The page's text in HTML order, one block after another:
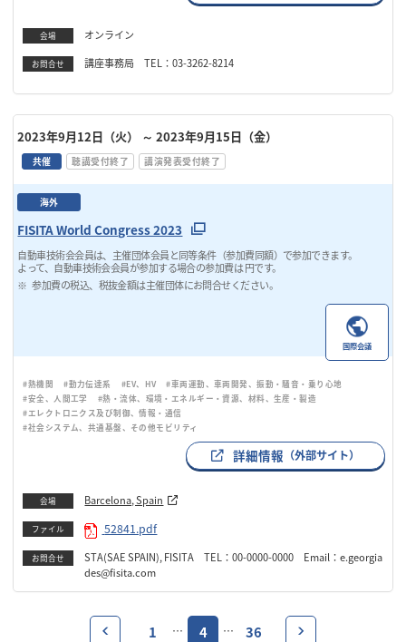
会場 オンライン
お問合せ 講座事務局 TEL：03-3262-8214
2023年9月12日（火） ～ 2023年9月15日（金）
共催 聴講受付終了 講演発表受付終了
海外
FISITA World Congress 2023
自動車技術会会員は、主催団体会員と同等条件（参加費同額）で参加できます。
よって、自動車技術会会員が参加する場合の参加費は 円です。
参加費の税込、税抜金額は主催団体にお問合せください。
国際会議
#熱機関 #動力伝達系 #EV、HV
#車両運動、車両開発、振動・騒音・乗り心地
#安全、人間工学
#熱・流体、環境・エネルギー・資源、材料、生産・製造
#エレクトロニクス及び制御、情報・通信
#社会システム、共通基盤、その他モビリティ
詳細情報 （外部サイト）
会場 Barcelona, Spain
ファイル 52841.pdf
お問合せ
STA(SAE SPAIN), FISITA TEL：00-0000-0000 Email：e.georgia
des@fisita.com
1 … 4 … 36